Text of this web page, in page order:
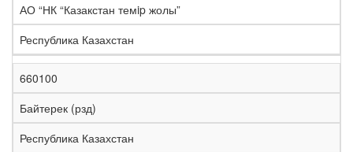
АО “НК “Казакстан темip жолы”
Республика Казахстан
660100
Байтерек (рзд)
Республика Казахстан